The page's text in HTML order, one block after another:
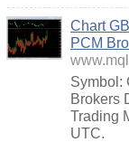
Chart
PCM
Symbol:
Brokers
Trading
UTC.